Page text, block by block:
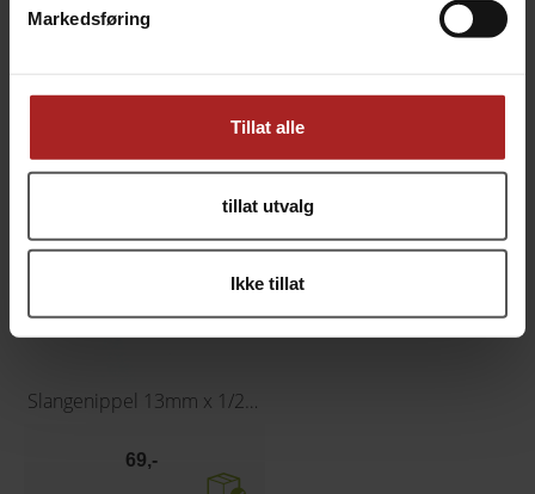
Markedsføring
Tillat alle
tillat utvalg
Ikke tillat
Silikon slange 12,5mm x 18,5mm
Slangenippel 13mm x 1/2" BSP hunngjenger
69,-